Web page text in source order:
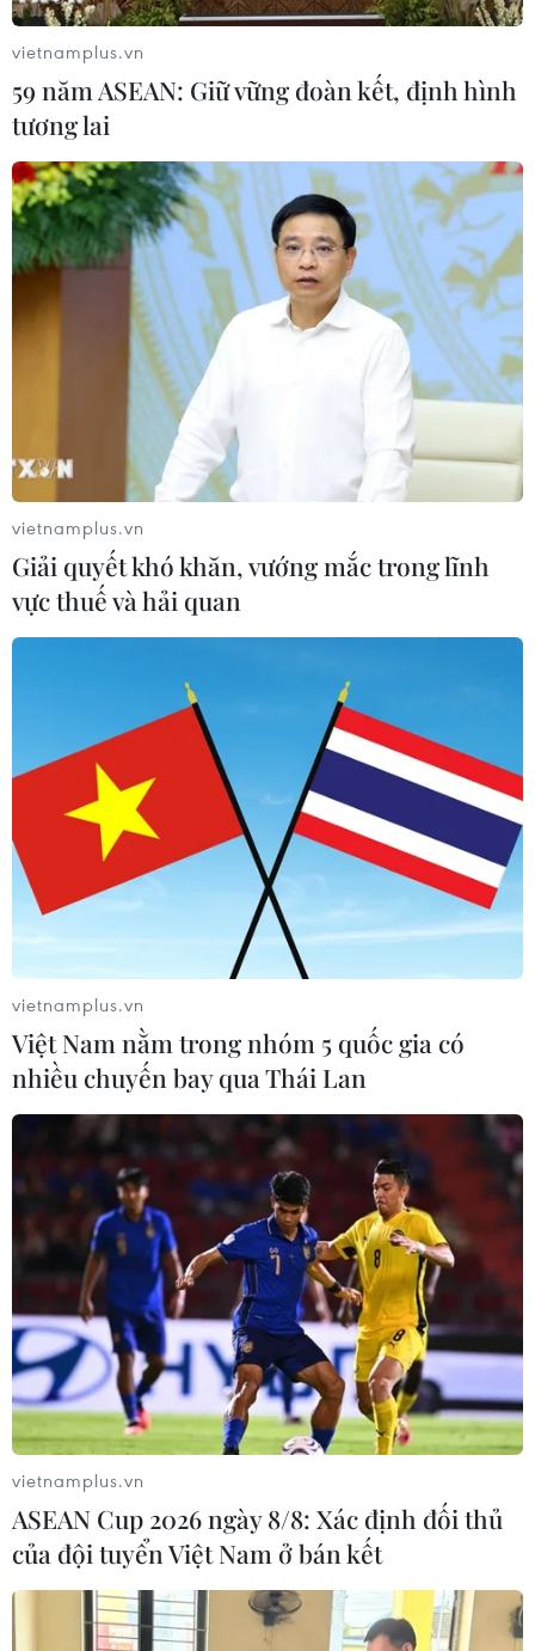
trên mạng xã hội Twitter lan rộng
06/11/2022 00:37
Volkswagen, United Airlines, General Mills, Mondelez
International, Pfizer, Audi... đã đồng loạt ngừng quảng
cáo trên Twitter do lo ngại trước kế hoạch kiểm duyệt nội
dung của chủ sở hữu Elon Musk.
vietnamplus.vn
59 năm ASEAN: Giữ vững đoàn kết, định hình
tương lai
vietnamplus.vn
Giải quyết khó khăn, vướng mắc trong lĩnh
vực thuế và hải quan
vietnamplus.vn
Việt Nam nằm trong nhóm 5 quốc gia có
nhiều chuyến bay qua Thái Lan
vietnamplus.vn
ASEAN Cup 2026 ngày 8/8: Xác định đối thủ
của đội tuyển Việt Nam ở bán kết